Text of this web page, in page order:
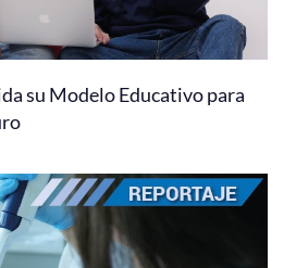
su Modelo Educativo para